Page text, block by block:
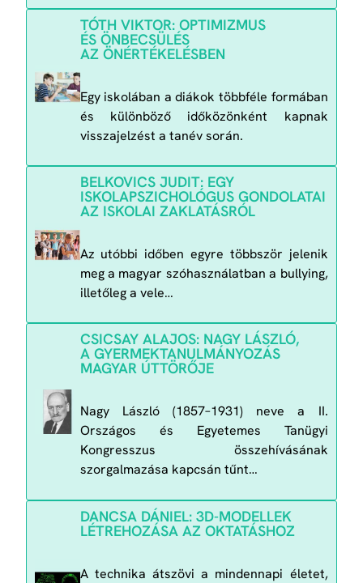
TÓTH VIKTOR: OPTIMIZMUS
ÉS ÖNBECSÜLÉS
AZ ÖNÉRTÉKELÉSBEN
Egy iskolában a diákok többféle formában
és különböző időközönként kapnak
visszajelzést a tanév során.
BELKOVICS JUDIT: EGY
ISKOLAPSZICHOLÓGUS GONDOLATAI
AZ ISKOLAI ZAKLATÁSRÓL
Az utóbbi időben egyre többször jelenik
meg a magyar szóhasználatban a bullying,
illetőleg a vele…
CSICSAY ALAJOS: NAGY LÁSZLÓ,
A GYERMEKTANULMÁNYOZÁS
MAGYAR ÚTTÖRŐJE
Nagy László (1857–1931) neve a II.
Országos és Egyetemes Tanügyi
Kongresszus összehívásának
szorgalmazása kapcsán tűnt…
DANCSA DÁNIEL: 3D-MODELLEK
LÉTREHOZÁSA AZ OKTATÁSHOZ
A technika átszövi a mindennapi életet,